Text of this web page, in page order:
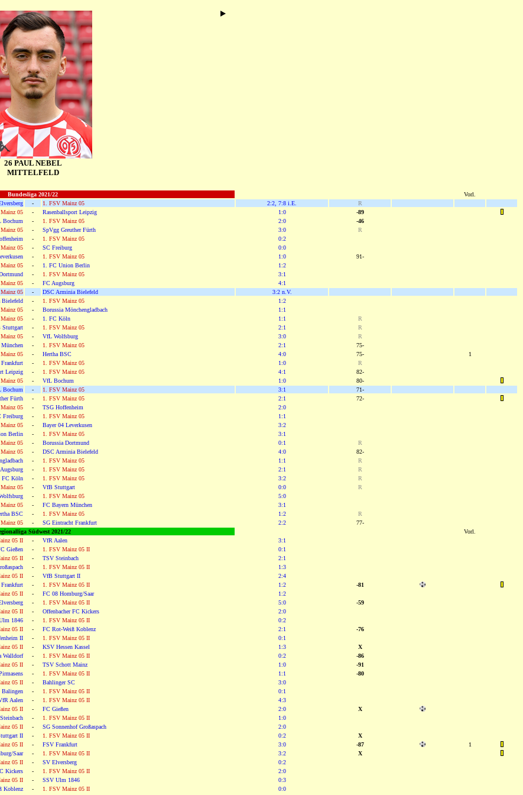
26 PAUL NEBEL
MITTELFELD
Bundesliga 2021/22
Vorl.
- 1. FSV Mainz 05 2:2, 7:8 i.E.
R
05 - Rasenballsport Leipzig 1:0
-89
Bochum - 1. FSV Mainz 05 2:0
-46
05 - SpVgg Greuther Fürth 3:0
R
- 1. FSV Mainz 05
0:2
05 - SC Freiburg
0:0
- 1. FSV Mainz 05 1:0
91-
05 - 1. FC Union Berlin
1:2
- 1. FSV Mainz 05
3:1
05 - FC Augsburg
4:1
05 - DSC Arminia Bielefeld
3:2 n.V.
Bielefeld - 1. FSV Mainz 05
1:2
05 - Borussia Mönchengladbach
1:1
05 - 1. FC Köln 1:1
R
Stuttgart - 1. FSV Mainz 05 2:1
R
05 - VfL Wolfsburg 3:0
R
- 1. FSV Mainz 05 2:1
75-
05 - Hertha BSC 4:0 75-
1
- 1. FSV Mainz 05 1:0
R
Leipzig - 1. FSV Mainz 05 4:1
82-
05 - VfL Bochum 1:0
80-
Bochum - 1. FSV Mainz 05 3:1
71-
Fürth - 1. FSV Mainz 05 2:1
72-
05 - TSG Hoffenheim
2:0
Freiburg - 1. FSV Mainz 05
1:1
05 - Bayer 04 Leverkusen
3:2
Berlin - 1. FSV Mainz 05
3:1
05 - Borussia Dortmund 0:1
R
05 - DSC Arminia Bielefeld 4:0
82-
- 1. FSV Mainz 05 1:1
R
- 1. FSV Mainz 05 2:1
R
FC Köln - 1. FSV Mainz 05 3:2
R
05 - VfB Stuttgart 0:0
R
- 1. FSV Mainz 05
5:0
05 - FC Bayern München
3:1
BSC - 1. FSV Mainz 05 1:2
R
05 - SG Eintracht Frankfurt 2:2
77-
Südwest 2021/22
Vorl.
05 II - VfR Aalen
3:1
Gießen - 1. FSV Mainz 05 II
0:1
05 II - TSV Steinbach
2:1
- 1. FSV Mainz 05 II
1:3
05 II - VfB Stuttgart II
2:4
- 1. FSV Mainz 05 II 1:2
-81
05 II - FC 08 Homburg/Saar
1:2
- 1. FSV Mainz 05 II 5:0
-59
05 II - Offenbacher FC Kickers
2:0
1846 - 1. FSV Mainz 05 II
0:2
05 II - FC Rot-Weiß Koblenz 2:1
-76
II - 1. FSV Mainz 05 II
0:1
05 II - KSV Hessen Kassel 1:3
X
Walldorf - 1. FSV Mainz 05 II 0:2
-86
05 II - TSV Schott Mainz 1:0
-91
- 1. FSV Mainz 05 II 1:1
-80
05 II - Bahlinger SC
3:0
Balingen - 1. FSV Mainz 05 II
0:1
Aalen - 1. FSV Mainz 05 II
4:3
05 II - FC Gießen 2:0
X
- 1. FSV Mainz 05 II
1:0
05 II - SG Sonnenhof Großaspach
2:0
II - 1. FSV Mainz 05 II 0:2
X
05 II - FSV Frankfurt 3:0 -87
1
Saar - 1. FSV Mainz 05 II 3:2
X
05 II - SV Elversberg
0:2
Kickers - 1. FSV Mainz 05 II
2:0
05 II - SSV Ulm 1846
0:3
Koblenz - 1. FSV Mainz 05 II
0:0